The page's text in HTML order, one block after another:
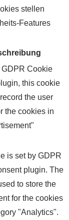
stellen
Features
GDPR Cookie
this cookie
the user
the cookies in
is set by GDPR
plugin. The
to store the
for the cookies
"Analytics".